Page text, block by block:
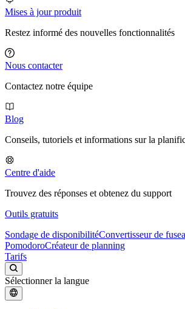
Mises à jour produit
Restez informé des nouvelles fonctionnalités
Nous contacter
Contactez notre équipe
Blog
Conseils, tutoriels et informations sur la
Centre d'aide
Trouvez des réponses et obtenez du support
Outils gratuits
Sondage de disponibilitéConvertisseur de
PomodoroCréateur de planning
Tarifs
Sélectionner la langue